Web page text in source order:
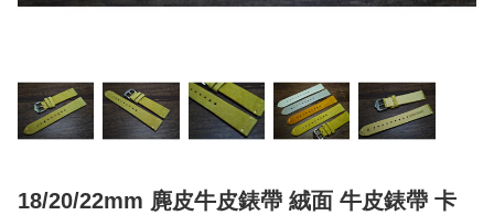
18/20/22mm 麂皮牛皮錶帶 絨面 牛皮錶帶 卡